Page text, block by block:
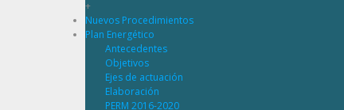
+
Nuevos Procedimientos
Plan Energético
Antecedentes
Objetivos
Ejes de actuación
Elaboración
PERM 2016-2020